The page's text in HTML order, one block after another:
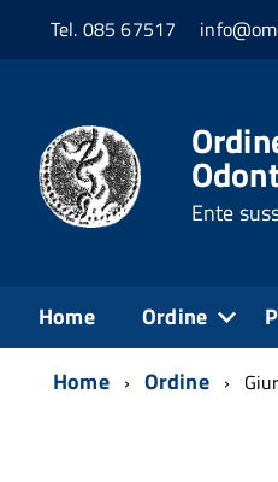
Tel. 085 67517
Ente
Home Ordine
Home Ordine